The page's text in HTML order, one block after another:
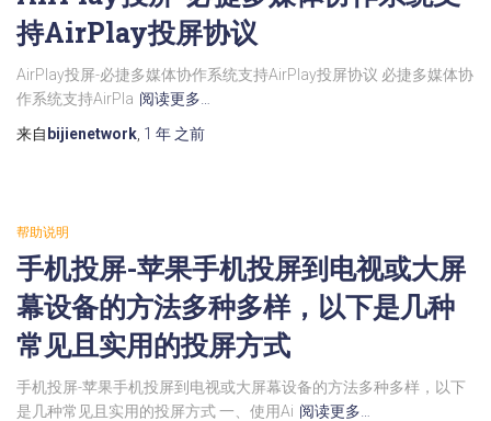
持AirPlay投屏协议
AirPlay投屏-必捷多媒体协作系统支持AirPlay投屏协议 必捷多媒体协
作系统支持AirPla 阅读更多…
来自 bijienetwork 1 年 之前
帮助说明
手机投屏-苹果手机投屏到电视或大屏
幕设备的方法多种多样，以下是几种
常见且实用的投屏方式
手机投屏-苹果手机投屏到电视或大屏幕设备的方法多种多样，以下
是几种常见且实用的投屏方式 一、使用Ai 阅读更多…